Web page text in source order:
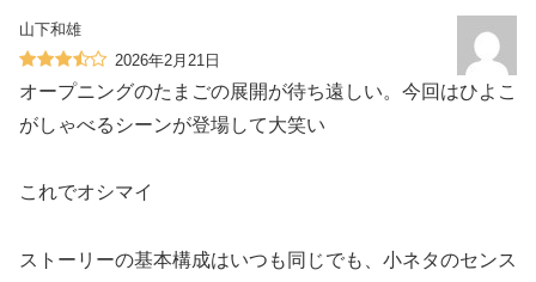
山下和雄
2026年2月21日
オープニングのたまごの展開が待ち遠しい。今回はひよこ
がしゃべるシーンが登場して大笑い
これでオシマイ
ストーリーの基本構成はいつも同じでも、小ネタのセンス